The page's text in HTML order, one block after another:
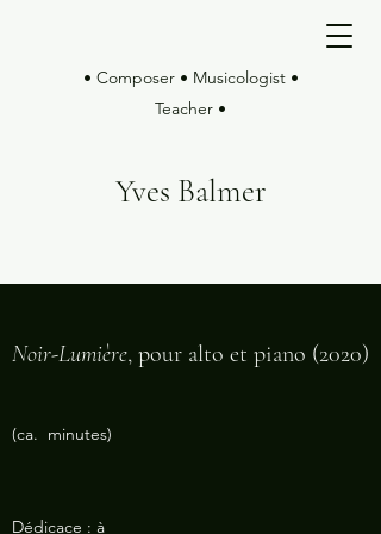
• Composer • Musicologist •
Teacher •
Yves Balmer
Noir-Lumière, pour alto et piano (2020)
(ca. minutes)
Dédicace : à